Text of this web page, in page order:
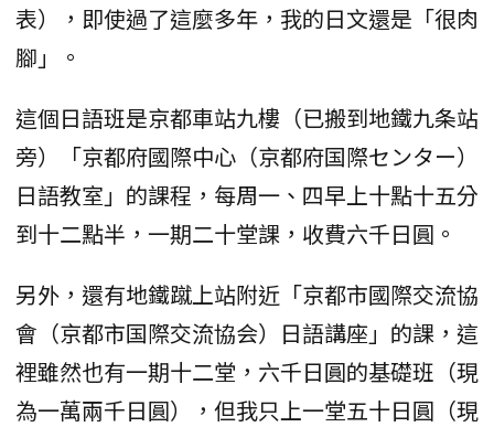
表），即使過了這麼多年，我的日文還是「很肉
腳」。
這個日語班是京都車站九樓（已搬到地鐵九条站
旁）「京都府國際中心（京都府国際センター）
日語教室」的課程，每周一、四早上十點十五分
到十二點半，一期二十堂課，收費六千日圓。
另外，還有地鐵蹴上站附近「京都市國際交流協
會（京都市国際交流協会）日語講座」的課，這
裡雖然也有一期十二堂，六千日圓的基礎班（現
為一萬兩千日圓），但我只上一堂五十日圓（現